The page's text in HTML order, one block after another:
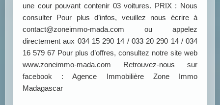
une cour pouvant contenir 03 voitures. PRIX : Nous
consulter Pour plus d’infos, veuillez nous écrire à
contact@zoneimmo-mada.com ou appelez
directement aux 034 15 290 14 / 033 20 290 14 / 034
16 579 67 Pour plus d’offres, consultez notre site web
www.zoneimmo-mada.com Retrouvez-nous sur
facebook : Agence Immobilière Zone Immo
Madagascar